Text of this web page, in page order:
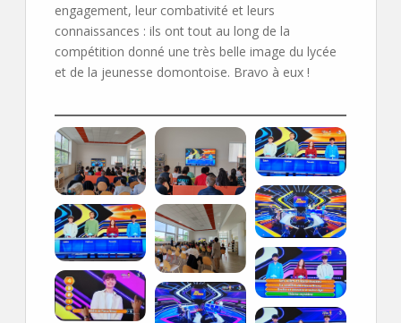
engagement, leur combativité et leurs
connaissances : ils ont tout au long de la
compétition donné une très belle image du lycée
et de la jeunesse domontoise. Bravo à eux !